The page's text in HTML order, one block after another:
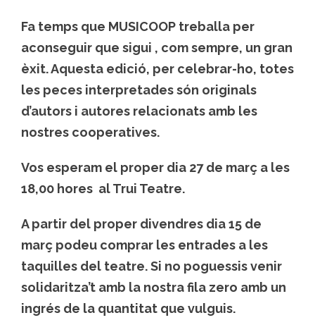
Fa temps que MUSICOOP treballa per
aconseguir que sigui , com sempre, un gran
èxit. Aquesta edició, per celebrar-ho, totes
les peces interpretades són originals
d’autors i autores relacionats amb les
nostres cooperatives.
Vos esperam el proper dia 27 de març a les
18,00 hores al Trui Teatre.
A partir del proper divendres dia 15 de
març podeu comprar les entrades a les
taquilles del teatre. Si no poguessis venir
solidaritza’t amb la nostra fila zero amb un
ingrés de la quantitat que vulguis.